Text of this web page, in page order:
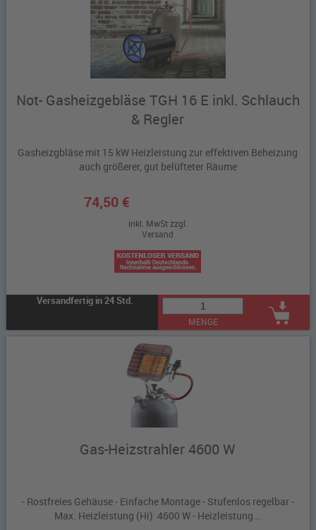
Not- Gasheizgebläse TGH 16 E inkl. Schlauch
& Regler
Gasheizgbläse mit 15 kW Heizleistung zur effektiven Beheizung
auch größerer, gut belüfteter Räume
74,50 €
inkl. MwSt zzgl.
Versand
Versandfertig in 24 Std.
MENGE
Gas-Heizstrahler 4600 W
- Rostfreies Gehäuse - Einfache Montage - Stufenlos regelbar -
Max. Heizleistung (Hi) 4600 W - Heizleistung...